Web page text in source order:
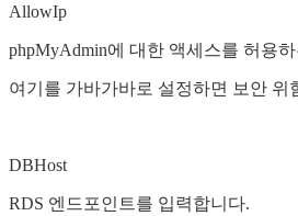
AllowIp
phpMyAdmin에 대한 액세스를 허용
여기를 가바가바로 설정하면 보안 위
DBHost
RDS 엔드포인트를 입력합니다.